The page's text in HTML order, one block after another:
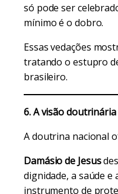
só pode ser
mínimo é o dobro.
Essas vedações
tratando o estupro
brasileiro.
6. A visão
A doutrina nacional
Damásio de Jesus
dignidade, a saúde
instrumento de